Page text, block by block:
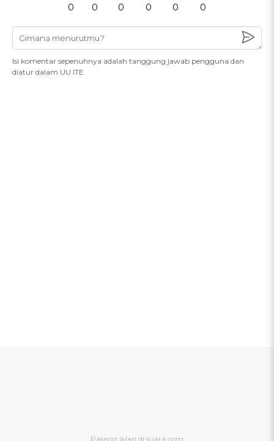
0 0 0 0 0 0
Isi komentar sepenuhnya adalah tanggung jawab pengguna dan
diatur dalam UU ITE